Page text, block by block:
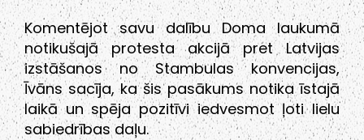
Komentējot savu dalību Doma laukumā
notikušajā protesta akcijā pret Latvijas
izstāšanos no Stambulas konvencijas,
Īvāns sacīja, ka šis pasākums notika īstajā
laikā un spēja pozitīvi iedvesmot ļoti lielu
sabiedrības daļu.